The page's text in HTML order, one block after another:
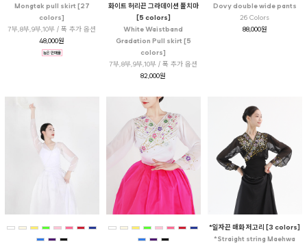
Mongtak pull skirt [27
colors]
7부,8부,9부,10부 / 폭 추가 옵션
48,000원
화이트 허리끈 그라데이션 풀치마
[5 colors]
White Waistband
Gradation Pull skirt [5
colors]
7부,8부,9부,10부 / 폭 추가 옵션
82,000원
Dovy double wide pants
26 Colors
88,000원
*일자끈 매화 저고리 [3 colors]
*Straight string Maehwa